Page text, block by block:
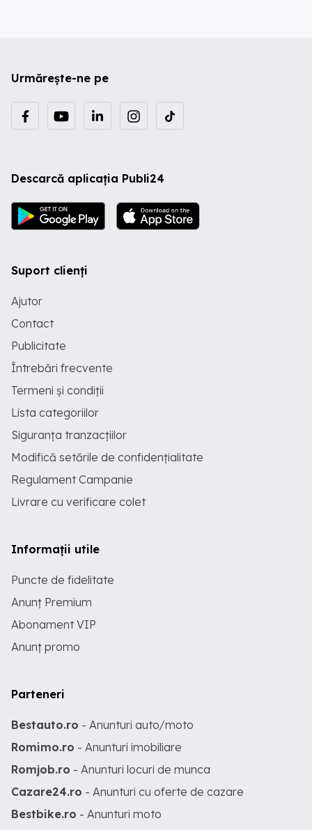
Urmărește-ne pe
Descarcă aplicația Publi24
Suport clienți
Ajutor
Contact
Publicitate
Întrebări frecvente
Termeni și condiții
Lista categoriilor
Siguranța tranzacțiilor
Modifică setările de confidențialitate
Regulament Campanie
Livrare cu verificare colet
Informații utile
Puncte de fidelitate
Anunț Premium
Abonament VIP
Anunț promo
Parteneri
Bestauto.ro - Anunturi auto/moto
Romimo.ro - Anunturi imobiliare
Romjob.ro - Anunturi locuri de munca
Cazare24.ro - Anunturi cu oferte de cazare
Bestbike.ro - Anunturi moto